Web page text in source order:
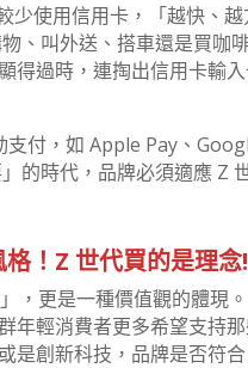
少使用信用卡，「越快、
、叫外送、搭車還是買咖
得過時，連掏出信用卡輸
付，如 Apple Pay、
的時代，品牌必須適應 Z
！Z 世代買的是理念!
，更是一種價值觀的體現
年輕消費者更多希望支持
是創新科技，品牌是否符